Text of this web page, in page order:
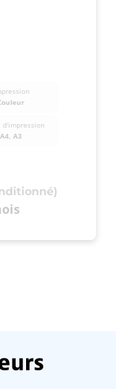
d'impression
A4, A3